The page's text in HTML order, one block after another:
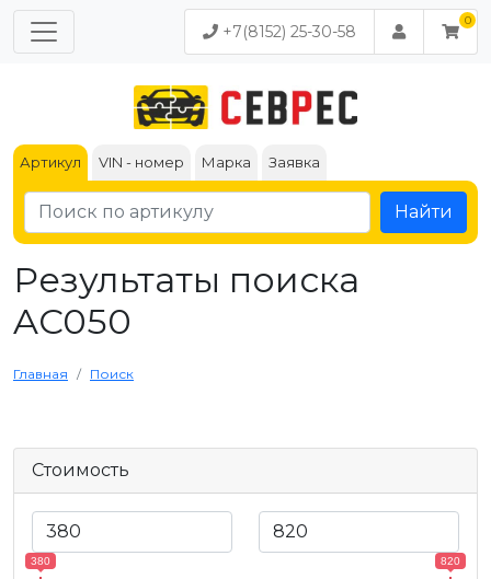
+7(8152) 25-30-58
Артикул VIN - номер Марка Заявка
Найти
Результаты поиска
AC050
Главная Поиск
Стоимость
380 820